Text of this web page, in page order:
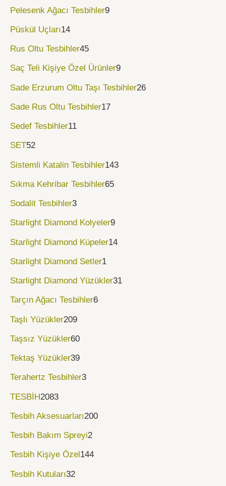
Pelesenk Ağacı Tesbihler9
Püskül Uçları14
Rus Oltu Tesbihler45
Saç Teli Kişiye Özel Ürünler9
Sade Erzurum Oltu Taşı Tesbihler26
Sade Rus Oltu Tesbihler17
Sedef Tesbihler11
SET52
Sistemli Katalin Tesbihler143
Sıkma Kehribar Tesbihler65
Sodalit Tesbihler3
Starlight Diamond Kolyeler9
Starlight Diamond Küpeler14
Starlight Diamond Setler1
Starlight Diamond Yüzükler31
Tarçın Ağacı Tesbihler6
Taşlı Yüzükler209
Taşsız Yüzükler60
Tektaş Yüzükler39
Terahertz Tesbihler3
TESBİH2083
Tesbih Aksesuarları200
Tesbih Bakım Spreyi2
Tesbih Kişiye Özel 144
Tesbih Kutuları32